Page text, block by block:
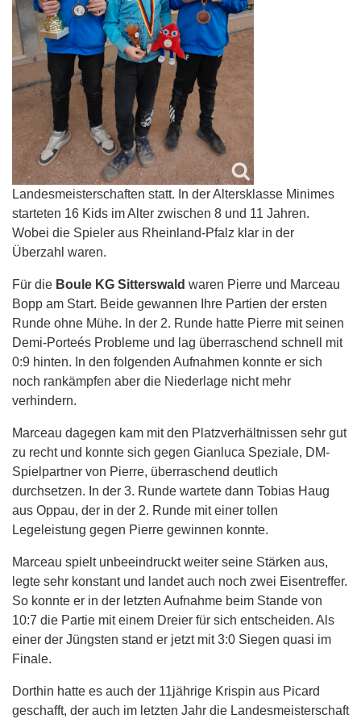
Landesmeisterschaften statt. In der Altersklasse Minimes
starteten 16 Kids im Alter zwischen 8 und 11 Jahren.
Wobei die Spieler aus Rheinland-Pfalz klar in der
Überzahl waren.
Für die Boule KG Sitterswald waren Pierre und Marceau
Bopp am Start. Beide gewannen Ihre Partien der ersten
Runde ohne Mühe. In der 2. Runde hatte Pierre mit seinen
Demi-Porteés Probleme und lag überraschend schnell mit
0:9 hinten. In den folgenden Aufnahmen konnte er sich
noch rankämpfen aber die Niederlage nicht mehr
verhindern.
Marceau dagegen kam mit den Platzverhältnissen sehr gut
zu recht und konnte sich gegen Gianluca Speziale, DM-
Spielpartner von Pierre, überraschend deutlich
durchsetzen. In der 3. Runde wartete dann Tobias Haug
aus Oppau, der in der 2. Runde mit einer tollen
Legeleistung gegen Pierre gewinnen konnte.
Marceau spielt unbeeindruckt weiter seine Stärken aus,
legte sehr konstant und landet auch noch zwei Eisentreffer.
So konnte er in der letzten Aufnahme beim Stande von
10:7 die Partie mit einem Dreier für sich entscheiden. Als
einer der Jüngsten stand er jetzt mit 3:0 Siegen quasi im
Finale.
Dorthin hatte es auch der 11jährige Krispin aus Picard
geschafft, der auch im letzten Jahr die Landesmeisterschaft